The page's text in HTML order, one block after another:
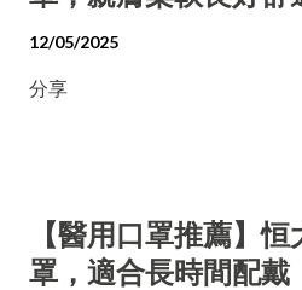
12/05/2025
分享
【醫用口罩推薦】
罩，適合長時間配戴